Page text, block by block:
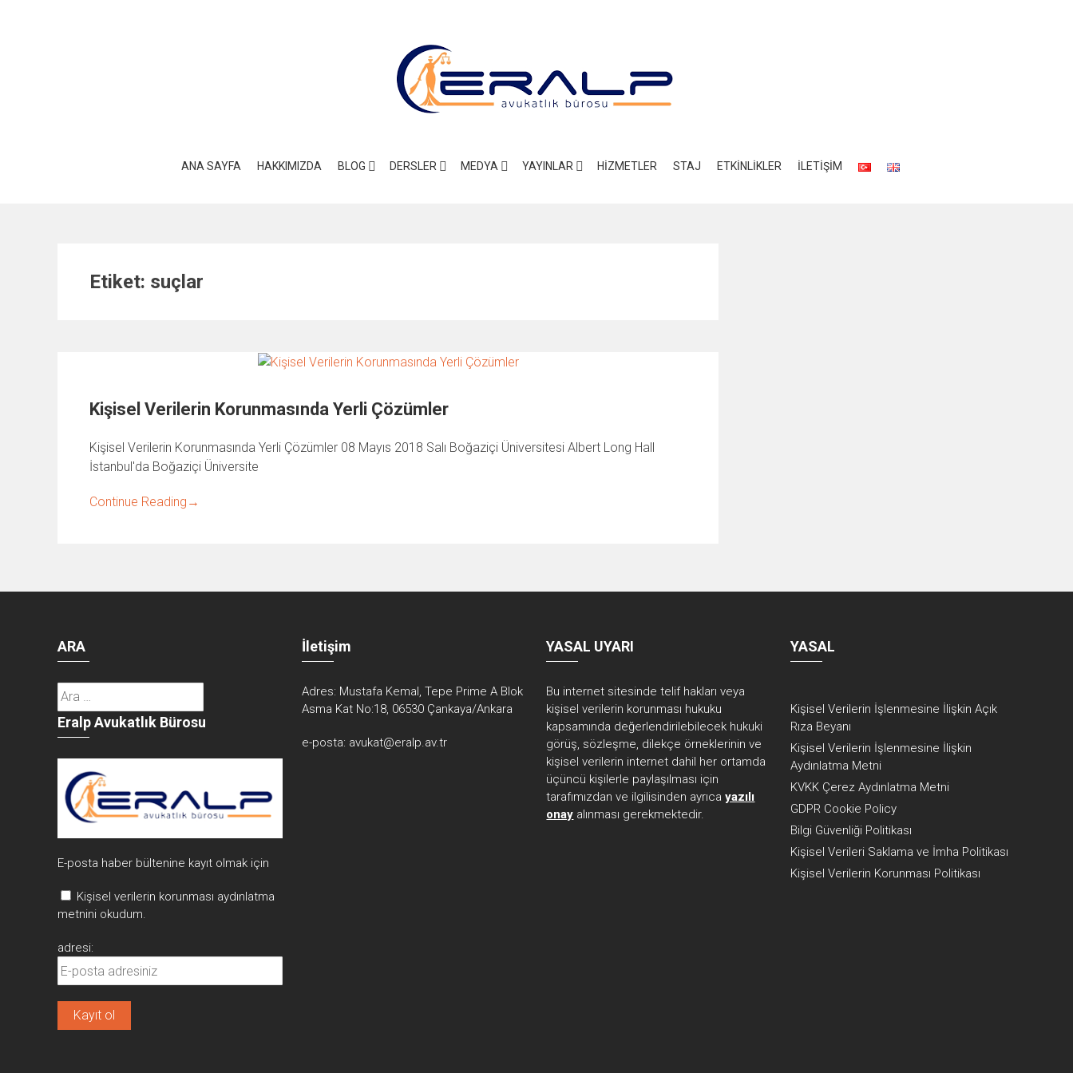
ANA SAYFA HAKKIMIZDA BLOG DERSLER MEDYA YAYINLAR HIZMETLER STAJ ETKİNLİKLER İLETİŞİM
Etiket: suçlar
Kişisel Verilerin Korunmasında Yerli Çözümler
Kişisel Verilerin Korunmasında Yerli Çözümler 08 Mayıs 2018 Salı Boğaziçi Üniversitesi Albert Long Hall
İstanbul'da Boğaziçi Üniversite
Continue Reading →
ARA
Arama:
Eralp Avukatlık Bürosu
E-posta haber bültenine kayıt olmak için
Kişisel verilerin korunması aydınlatma
metnini okudum.
adresi:
İletişim
Adres: Mustafa Kemal, Tepe Prime A Blok
Asma Kat No:18, 06530 Çankaya/Ankara
e-posta: avukat@eralp.av.tr
YASAL UYARI
Bu internet sitesinde telif hakları veya
kişisel verilerin korunması hukuku
kapsamında değerlendirilebilecek hukuki
görüş, sözleşme, dilekçe örneklerinin ve
kişisel verilerin internet dahil her ortamda
üçüncü kişilerle paylaşılması için
tarafımızdan ve ilgilisinden ayrıcayazılı
onay alınması gerekmektedir.
YASAL
Kişisel Verilerin İşlenmesine İlişkin Açık
Rıza Beyanı
Kişisel Verilerin İşlenmesine İlişkin
Aydınlatma Metni
KVKK Çerez Aydınlatma Metni
GDPR Cookie Policy
Bilgi Güvenliği Politikası
Kişisel Verileri Saklama ve İmha Politikası
Kişisel Verilerin Korunması Politikası